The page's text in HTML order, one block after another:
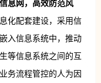
息网，高效防范风
化配套建设，采用信
入信息系统中，推动
等信息系统之间的互
务流程管控的人为因